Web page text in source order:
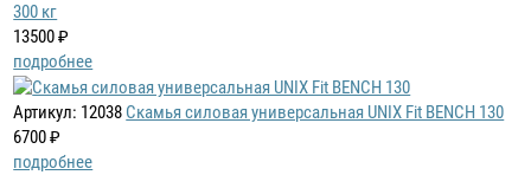
300 кг
13500 ₽
подробнее
Артикул: 12038 Скамья силовая универсальная UNIX Fit BENCH 130
6700 ₽
подробнее